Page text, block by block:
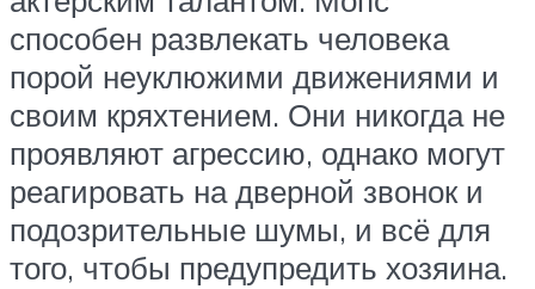
способен развлекать человека
порой неуклюжими движениями и
своим кряхтением. Они никогда не
проявляют агрессию, однако могут
реагировать на дверной звонок и
подозрительные шумы, и всё для
того, чтобы предупредить хозяина.